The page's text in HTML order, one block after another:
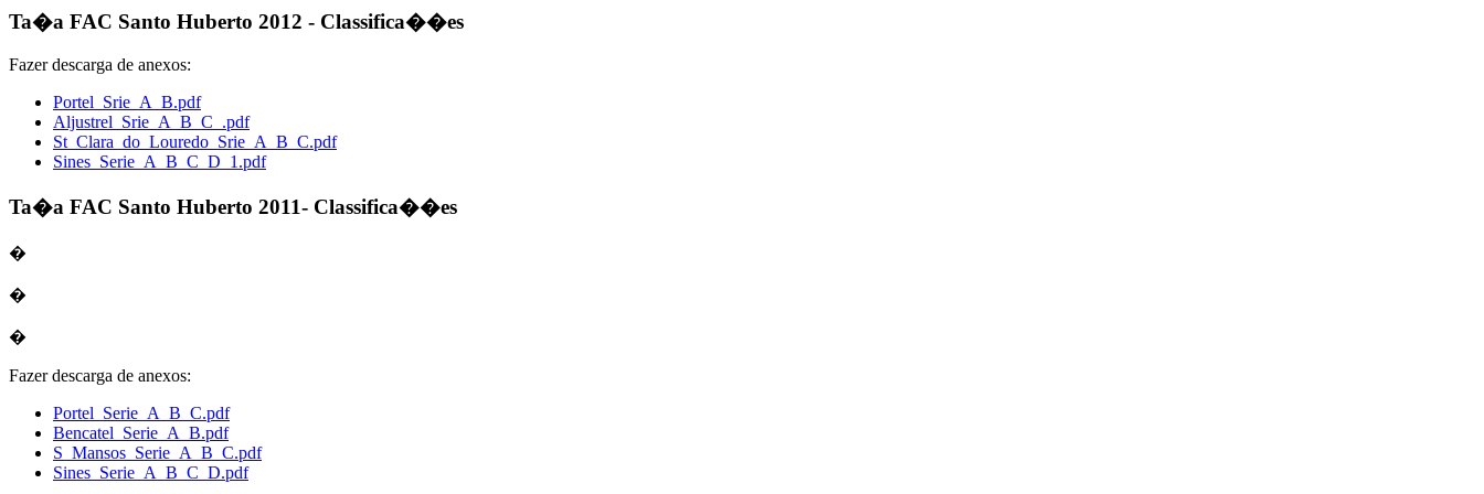
Ta�a FAC Santo Huberto 2012 - Classifica��es
Fazer descarga de anexos:
Portel_Srie_A_B.pdf
Aljustrel_Srie_A_B_C_.pdf
St_Clara_do_Louredo_Srie_A_B_C.pdf
Sines_Serie_A_B_C_D_1.pdf
Ta�a FAC Santo Huberto 2011- Classifica��es
�
�
�
Fazer descarga de anexos:
Portel_Serie_A_B_C.pdf
Bencatel_Serie_A_B.pdf
S_Mansos_Serie_A_B_C.pdf
Sines_Serie_A_B_C_D.pdf